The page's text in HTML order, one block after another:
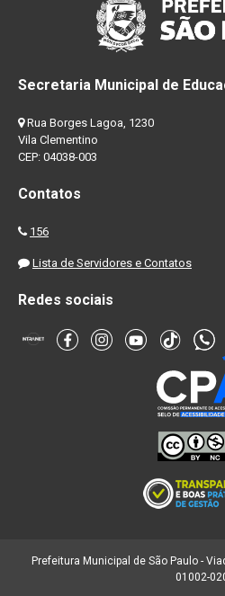
Secretaria Municipal de
Rua Borges Lagoa, 1230
Vila Clementino
CEP: 04038-003
Contatos
156
Lista de Servidores e Contatos
Redes sociais
Prefeitura Municipal de São Paulo -
01002-